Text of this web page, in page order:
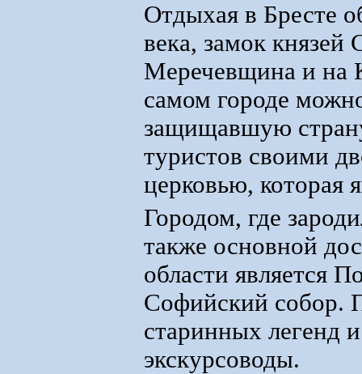
Отдыхая в Бресте
века, замок князей
Меречевщина и на
самом городе
защищавшую
туристов своими
церковью, которая
Городом, где
также основной
области является
Софийский собор.
старинных легенд
экскурсоводы.